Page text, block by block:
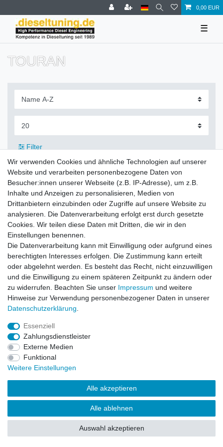
0,00 EUR
☰
TOURAN
Filter
Zahlung und Versand
Daten­schutz­erklärung
Barrierefreiheitserklärung Widerrufs­recht
Vertrag widerrufen
© Copyright 2026 | Alle Rechte vorbehalten.
Wir verwenden Cookies und ähnliche Technologien auf unserer
Website und verarbeiten personenbezogene Daten von
Besucher:innen unserer Webseite (z.B. IP-Adresse), um z.B.
Inhalte und Anzeigen zu personalisieren, Medien von
Drittanbietern einzubinden oder Zugriffe auf unsere Website zu
analysieren. Die Datenverarbeitung erfolgt erst durch gesetzte
Cookies. Wir teilen diese Daten mit Dritten, die wir in den
Einstellungen benennen.
Die Datenverarbeitung kann mit Einwilligung oder aufgrund eines
berechtigten Interesses erfolgen. Die Zustimmung kann erteilt
oder abgelehnt werden. Es besteht das Recht, nicht einzuwilligen
und die Einwilligung zu einem späteren Zeitpunkt zu ändern oder
zu widerrufen. Beachten Sie unser Impressum und weitere
Hinweise zur Verwendung personenbezogener Daten in unserer
Daten­schutz­erklärung
Essenziell
Zahlungsdienstleister
Externe Medien
Funktional
Weitere Einstellungen
Alle akzeptieren
Alle ablehnen
Auswahl akzeptieren